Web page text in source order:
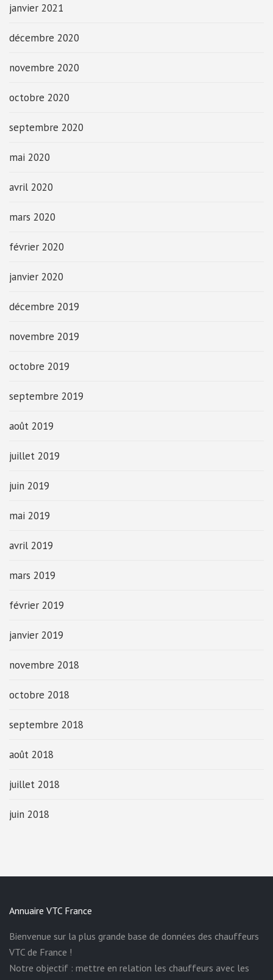
janvier 2021
décembre 2020
novembre 2020
octobre 2020
septembre 2020
mai 2020
avril 2020
mars 2020
février 2020
janvier 2020
décembre 2019
novembre 2019
octobre 2019
septembre 2019
août 2019
juillet 2019
juin 2019
mai 2019
avril 2019
mars 2019
février 2019
janvier 2019
novembre 2018
octobre 2018
septembre 2018
août 2018
juillet 2018
juin 2018
Annuaire VTC France
Bienvenue sur la plus grande base de données des chauffeurs
VTC de France !
Notre objectif : mettre en relation les chauffeurs avec les